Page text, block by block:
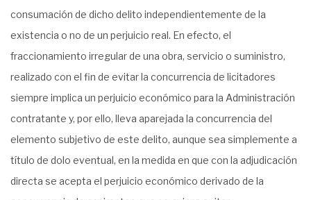
consumación de dicho delito independientemente de la
existencia o no de un perjuicio real. En efecto, el
fraccionamiento irregular de una obra, servicio o suministro,
realizado con el fin de evitar la concurrencia de licitadores
siempre implica un perjuicio económico para la Administración
contratante y, por ello, lleva aparejada la concurrencia del
elemento subjetivo de este delito, aunque sea simplemente a
título de dolo eventual, en la medida en que con la adjudicación
directa se acepta el perjuicio económico derivado de la